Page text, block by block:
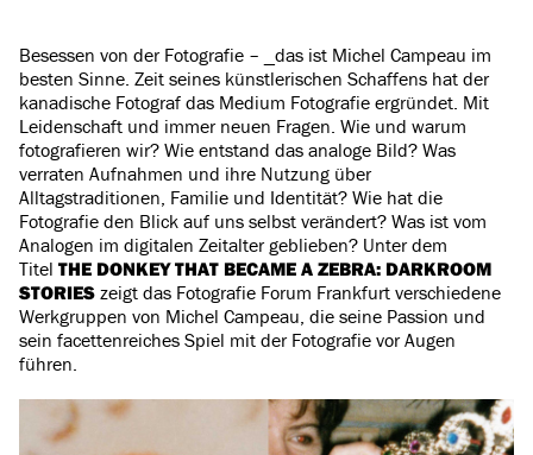
Besessen von der Fotografie – _das ist Michel Campeau im
besten Sinne. Zeit seines künstlerischen Schaffens hat der
kanadische Fotograf das Medium Fotografie ergründet. Mit
Leidenschaft und immer neuen Fragen. Wie und warum
fotografieren wir? Wie entstand das analoge Bild? Was
verraten Aufnahmen und ihre Nutzung über
Alltagstraditionen, Familie und Identität? Wie hat die
Fotografie den Blick auf uns selbst verändert? Was ist vom
Analogen im digitalen Zeitalter geblieben? Unter dem
Titel THE DONKEY THAT BECAME A ZEBRA: DARKROOM
STORIES zeigt das Fotografie Forum Frankfurt verschiedene
Werkgruppen von Michel Campeau, die seine Passion und
sein facettenreiches Spiel mit der Fotografie vor Augen
führen.